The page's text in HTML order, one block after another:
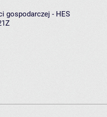
gospodarczej - HES